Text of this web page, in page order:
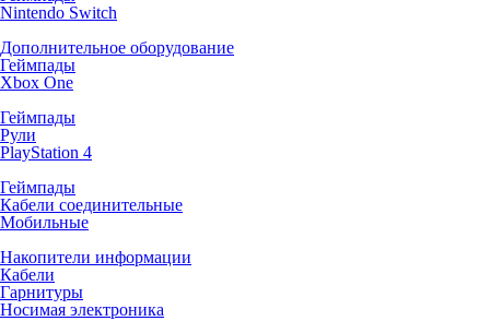
Nintendo Switch
Дополнительное оборудование
Геймпады
Xbox One
Геймпады
Рули
PlayStation 4
Геймпады
Кабели соединительные
Мобильные
Накопители информации
Кабели
Гарнитуры
Носимая электроника